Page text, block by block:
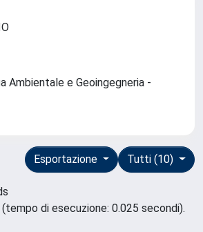
Ambientale e Geoingegneria -
Tutti (10)
Esportazione
di esecuzione: 0.025 secondi).